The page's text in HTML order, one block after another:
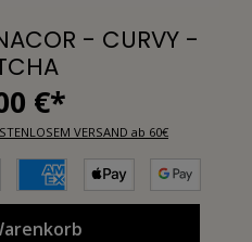
- CURVY -
€*
VERSAND ab 60€